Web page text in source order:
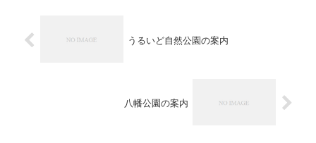
うるいど自然公園の案内
八幡公園の案内